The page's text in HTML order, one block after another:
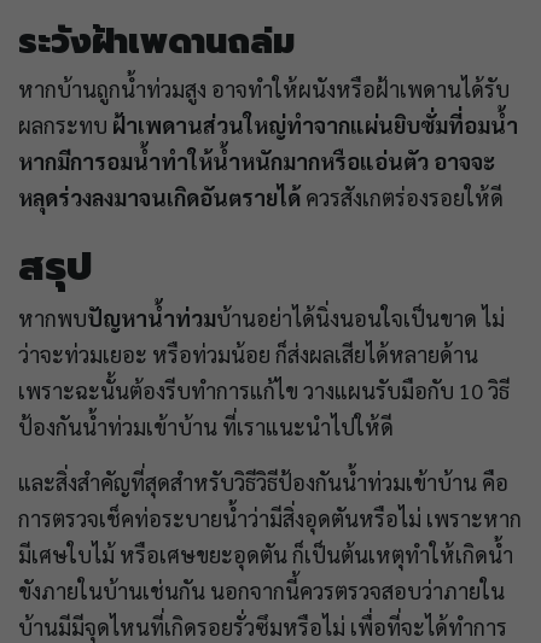
ระวังฝ้าเพดานถล่ม
หากบ้านถูกน้ำท่วมสูง อาจทำให้ผนังหรือฝ้าเพดานได้รับ
ผลกระทบ ฝ้าเพดานส่วนใหญ่ทำจากแผ่นยิบซั่มที่อมน้ำ
หากมีการอมน้ำทำให้น้ำหนักมากหรือแอ่นตัว อาจจะ
หลุดร่วงลงมาจนเกิดอันตรายได้ ควรสังเกตร่องรอยให้ดี
สรุป
หากพบปัญหาน้ำท่วมบ้านอย่าได้นิ่งนอนใจเป็นขาด ไม่
ว่าจะท่วมเยอะ หรือท่วมน้อย ก็ส่งผลเสียได้หลายด้าน
เพราะฉะนั้นต้องรีบทำการแก้ไข วางแผนรับมือกับ 10 วิธี
ป้องกันน้ำท่วมเข้าบ้าน ที่เราแนะนำไปให้ดี
และสิ่งสำคัญที่สุดสำหรับวิธีวิธี​ป้องกัน​น้ำท่วมเข้าบ้าน คือ
การตรวจเช็คท่อระบายน้ำว่ามีสิ่งอุดตันหรือไม่ เพราะหาก
มีเศษใบไม้ หรือเศษขยะอุดตัน ก็เป็นต้นเหตุทำให้เกิดน้ำ
ขังภายในบ้านเช่นกัน นอกจากนี้ควรตรวจสอบว่าภายใน
บ้านมีมีจุดไหนที่เกิดรอยรั่วซึมหรือไม่ เพื่อที่จะได้ทำการ